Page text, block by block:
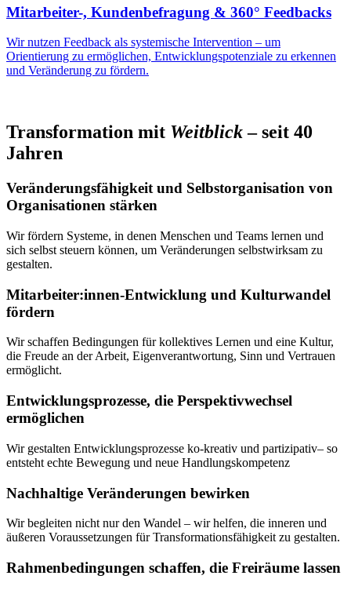
Mitarbeiter-, Kundenbefragung & 360° Feedbacks
Wir nutzen Feedback als systemische Intervention – um
Orientierung zu ermöglichen, Entwicklungspotenziale zu erkennen
und Veränderung zu fördern.
Transformation mit Weitblick– seit 40
Jahren
Veränderungsfähigkeit und Selbstorganisation von
Organisationen stärken
Wir fördern Systeme, in denen Menschen und Teams lernen und
sich selbst steuern können, um Veränderungen selbstwirksam zu
gestalten.
Mitarbeiter:innen-Entwicklung und Kulturwandel
fördern
Wir schaffen Bedingungen für kollektives Lernen und eine Kultur,
die Freude an der Arbeit, Eigenverantwortung, Sinn und Vertrauen
ermöglicht.
Entwicklungsprozesse, die Perspektivwechsel
ermöglichen
Wir gestalten Entwicklungsprozesse ko-kreativ und partizipativ– so
entsteht echte Bewegung und neue Handlungskompetenz
Nachhaltige Veränderungen bewirken
Wir begleiten nicht nur den Wandel – wir helfen, die inneren und
äußeren Voraussetzungen für Transformationsfähigkeit zu gestalten.
Rahmenbedingungen schaffen, die Freiräume lassen